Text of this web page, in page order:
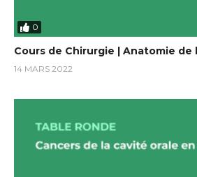
0
Cours de Chirurgie | Anatomie
14 MARS 2022